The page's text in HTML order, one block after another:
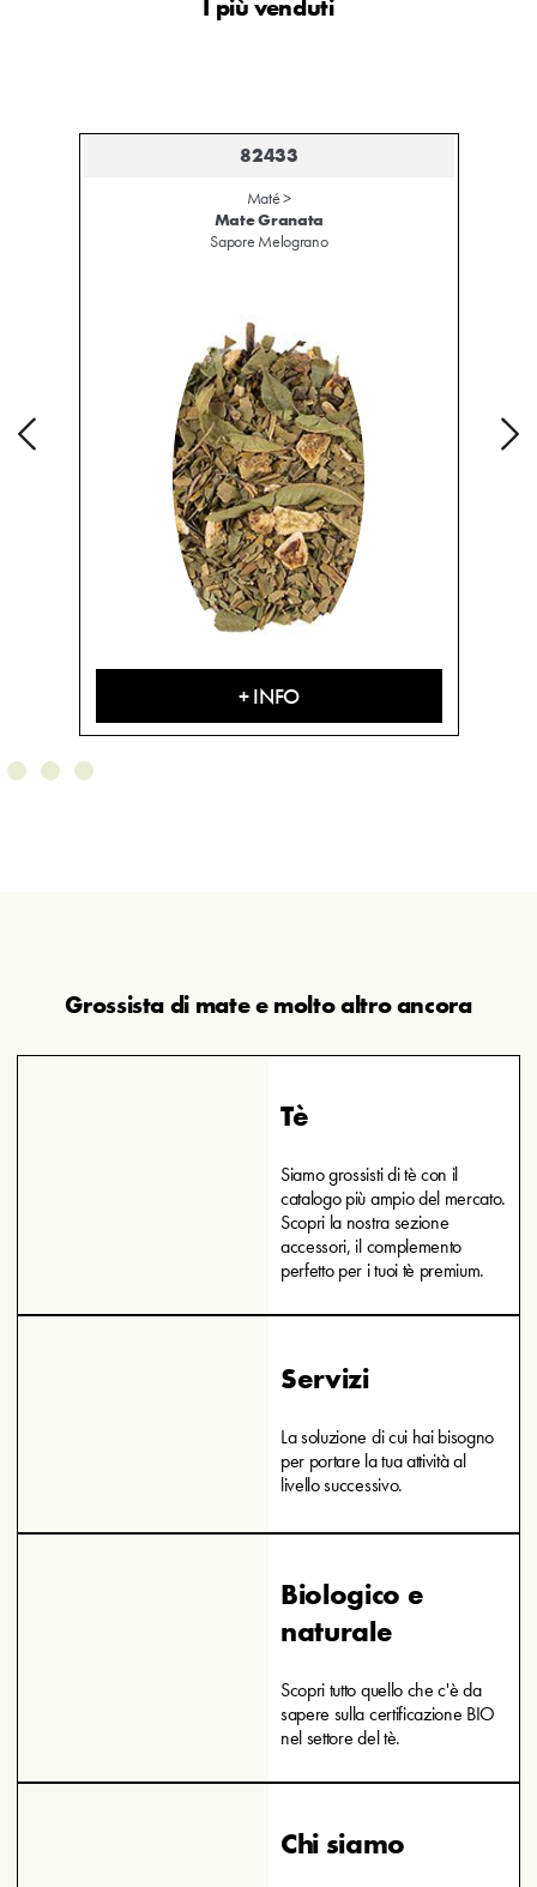
I più venduti
82433
Maté>
Mate Granata
Sapore Melograno
+ INFO
Grossista di mate e molto altro ancora
Tè
Siamo grossisti di tè con il
catalogo più ampio del mercato.
Scopri la nostra sezione
accessori, il complemento
perfetto per i tuoi tè premium.
Servizi
La soluzione di cui hai bisogno
per portare la tua attività al
livello successivo.
Biologico e
naturale
Scopri tutto quello che c'è da
sapere sulla certificazione BIO
nel settore del tè.
Chi siamo